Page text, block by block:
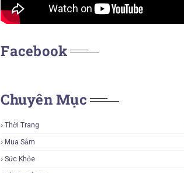
Facebook
Chuyên Mục
Thời Trang
Mua Sắm
Sức Khỏe